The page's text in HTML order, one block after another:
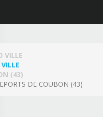
VILLE
(43)
DE COUBON (43)